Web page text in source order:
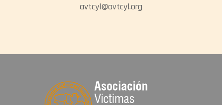
avtcyl@avtcyl.org